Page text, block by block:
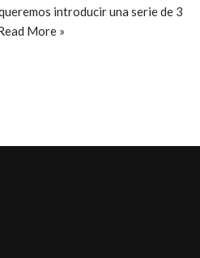
introducir una serie de 3
More »